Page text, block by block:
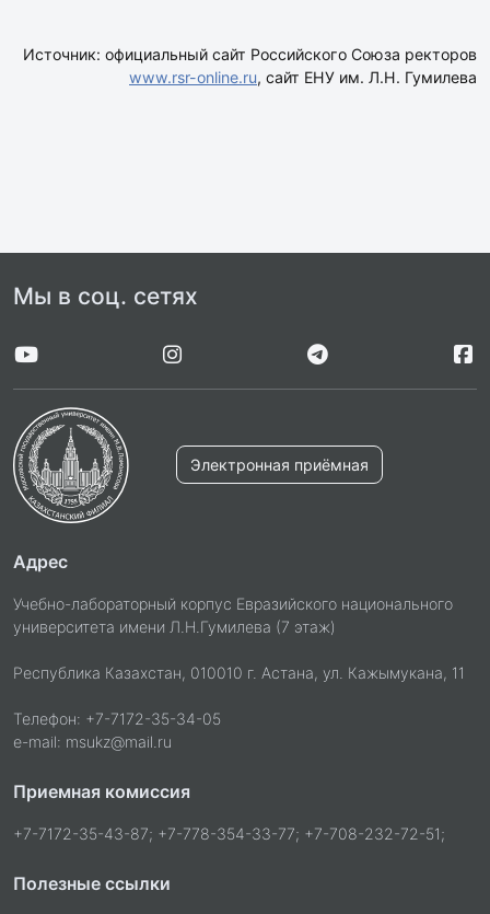
Источник: официальный сайт Российского Союза ректоров
www.rsr-online.ru, сайт ЕНУ им. Л.Н. Гумилева
Мы в соц. сетях
Электронная приёмная
Адрес
Учебно-лабораторный корпус Евразийского национального
университета имени Л.Н.Гумилева (7 этаж)
Республика Казахстан, 010010 г. Астана, ул. Кажымукана, 11
Телефон: +7-7172-35-34-05
e-mail: msukz@mail.ru
Приемная комиссия
+7-7172-35-43-87; +7-778-354-33-77; +7-708-232-72-51;
Полезные ссылки